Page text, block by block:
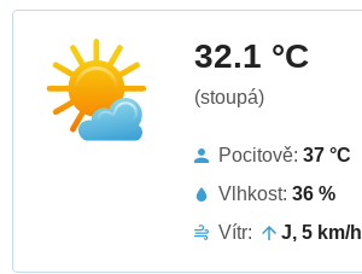
32.1 °C
(stoupá)
Pocitově: 37 °C
Vlhkost: 36 %
Vítr:
J, 5 km/h